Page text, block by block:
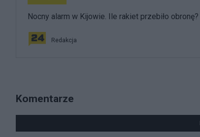
Nocny alarm w Kijowie. Ile rakiet przebiło obronę?
Redakcja
Komentarze